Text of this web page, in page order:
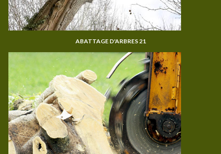
ABATTAGE D'ARBRES 21